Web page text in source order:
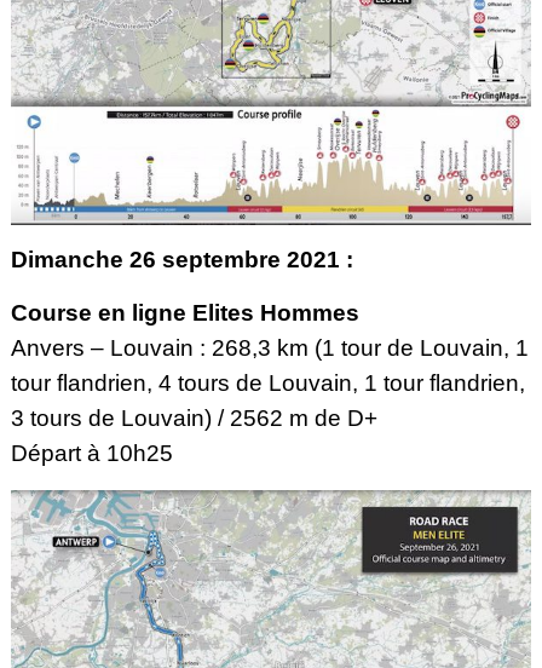
Dimanche 26 septembre 2021 :
Course en ligne Elites Hommes
Anvers – Louvain : 268,3 km (1 tour de Louvain, 1
tour flandrien, 4 tours de Louvain, 1 tour flandrien,
3 tours de Louvain) / 2562 m de D+
Départ à 10h25